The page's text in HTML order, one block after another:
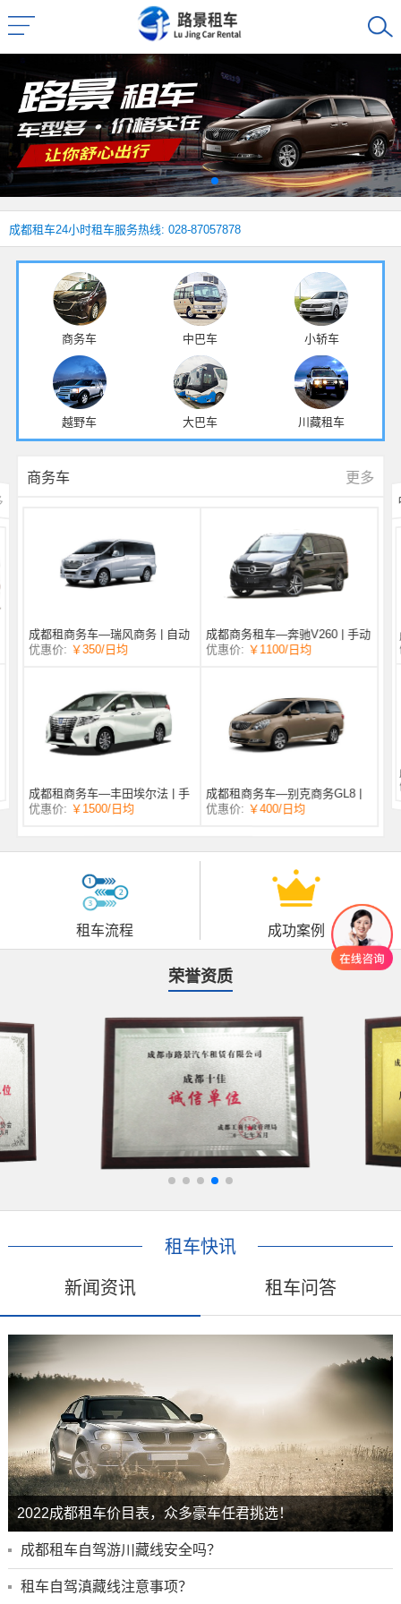
成都租车24小时租车服务热线: 028-87057878
商务车 中巴车 小轿车
越野车 大巴车 川藏租车
商务车 更多
成都租商务车—瑞风商务 | 自动
挡 | 7座
优惠价: ￥350/日均
成都商务租车—奔驰V260 | 手动
挡 |
优惠价: ￥1100/日均
成都租商务车—丰田埃尔法 | 手
自一体 |
优惠价: ￥1500/日均
成都租商务车—别克商务GL8 |
自动挡 | 7座
优惠价: ￥400/日均
租车流程 成功案例
荣誉资质
租车快讯
新闻资讯 租车问答
2022成都租车价目表，众多豪车任君挑选！
成都租车自驾游川藏线安全吗？
租车自驾滇藏线注意事项？